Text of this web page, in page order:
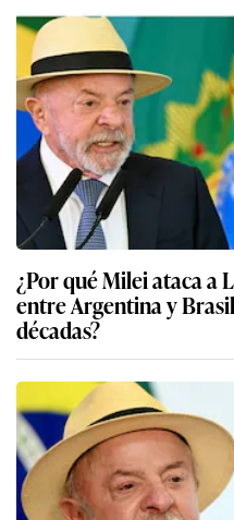
¿Por qué Milei ataca a
entre Argentina y
décadas?